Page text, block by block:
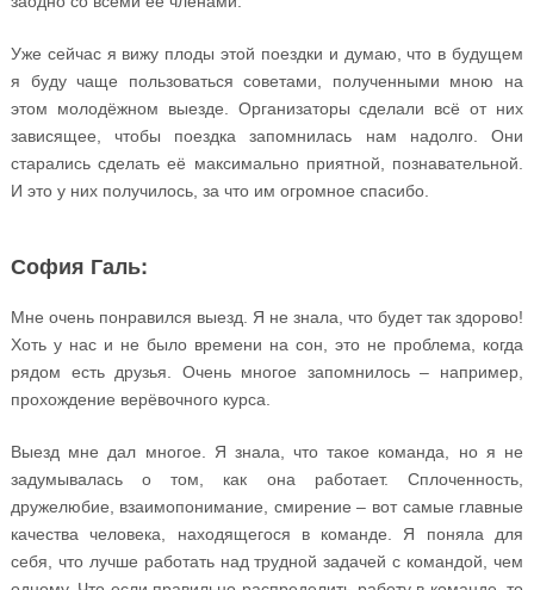
Уже сейчас я вижу плоды этой поездки и думаю, что в будущем
я буду чаще пользоваться советами, полученными мною на
этом молодёжном выезде. Организаторы сделали всё от них
зависящее, чтобы поездка запомнилась нам надолго. Они
старались сделать её максимально приятной, познавательной.
И это у них получилось, за что им огромное спасибо.
София Галь:
Мне очень понравился выезд. Я не знала, что будет так здорово!
Хоть у нас и не было времени на сон, это не проблема, когда
рядом есть друзья. Очень многое запомнилось – например,
прохождение верёвочного курса.
Выезд мне дал многое. Я знала, что такое команда, но я не
задумывалась о том, как она работает. Сплоченность,
дружелюбие, взаимопонимание, смирение – вот самые главные
качества человека, находящегося в команде. Я поняла для
себя, что лучше работать над трудной задачей с командой, чем